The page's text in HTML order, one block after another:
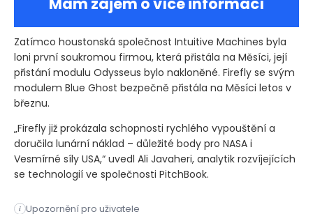
Zatímco houstonská společnost Intuitive Machines byla
loni první soukromou firmou, která přistála na Měsíci, její
přistání modulu Odysseus bylo nakloněné. Firefly se svým
modulem Blue Ghost bezpečně přistála na Měsíci letos v
březnu.
„Firefly již prokázala schopnosti rychlého vypouštění a
doručila lunární náklad – důležité body pro NASA i
Vesmírné síly USA,“ uvedl Ali Javaheri, analytik rozvíjejících
se technologií ve společnosti PitchBook.
i Upozornění pro uživatele